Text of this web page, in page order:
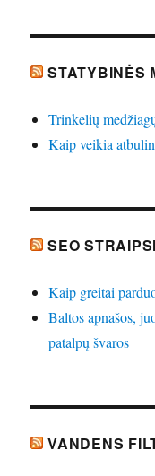
STATYBINĖS
Trinkelių
Kaip veikia
SEO
Kaip greitai
Baltos apnašos,
patalpų švaros
VANDENS